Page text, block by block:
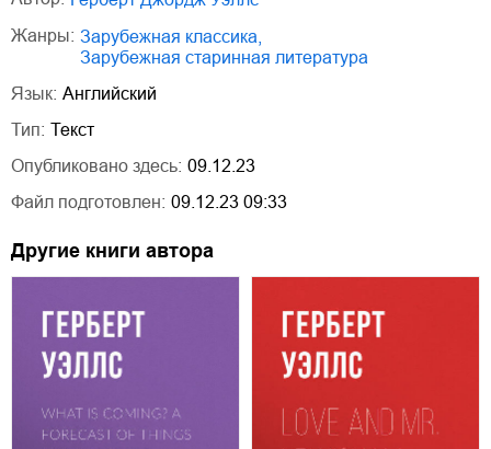
Жанры:
зарубежная классика
зарубежная старинная литература
Язык: Английский
Тип: Текст
Опубликовано здесь: 09.12.23
Файл подготовлен: 09.12.23 09:33
Другие книги автора